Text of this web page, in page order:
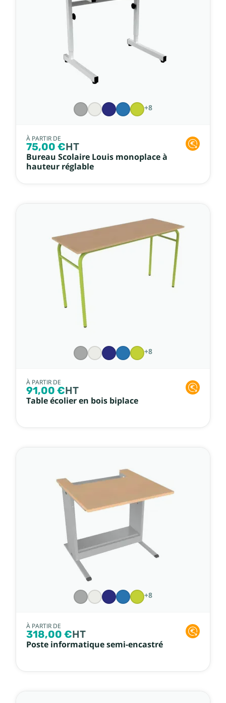
+8
À PARTIR DE
75,00 €HT
Bureau Scolaire Louis monoplace à
hauteur réglable
+8
À PARTIR DE
91,00 €HT
Table écolier en bois biplace
+8
À PARTIR DE
318,00 €HT
Poste informatique semi-encastré